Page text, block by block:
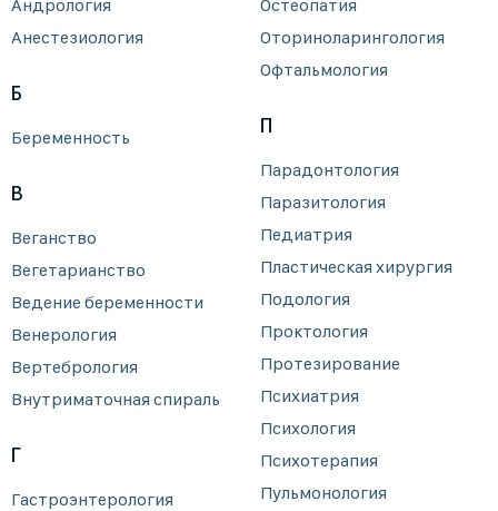
Андрология
Анестезиология
Б
Беременность
В
Веганство
Вегетарианство
Ведение беременности
Венерология
Вертебрология
Внутриматочная спираль
Г
Гастроэнтерология
Остеопатия
Оториноларингология
Офтальмология
П
Парадонтология
Паразитология
Педиатрия
Пластическая хирургия
Подология
Проктология
Протезирование
Психиатрия
Психология
Психотерапия
Пульмонология